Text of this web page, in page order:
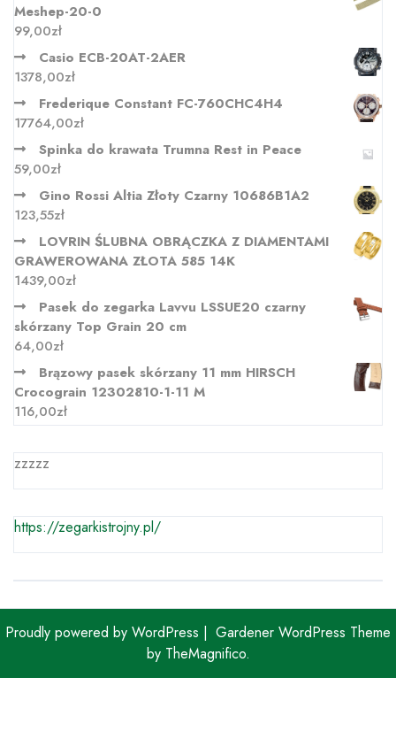
Meshep-20-0
99,00zł
Casio ECB-20AT-2AER
1378,00zł
Frederique Constant FC-760CHC4H4
17764,00zł
Spinka do krawata Trumna Rest in Peace
59,00zł
Gino Rossi Altia Złoty Czarny 10686B1A2
123,55zł
LOVRIN ŚLUBNA OBRĄCZKA Z DIAMENTAMI
GRAWEROWANA ZŁOTA 585 14K
1439,00zł
Pasek do zegarka Lavvu LSSUE20 czarny
skórzany Top Grain 20 cm
64,00zł
Brązowy pasek skórzany 11 mm HIRSCH
Crocograin 12302810-1-11 M
116,00zł
zzzzz
https://zegarkistrojny.pl/
Proudly powered by WordPress | Gardener WordPress Theme
by TheMagnifico.